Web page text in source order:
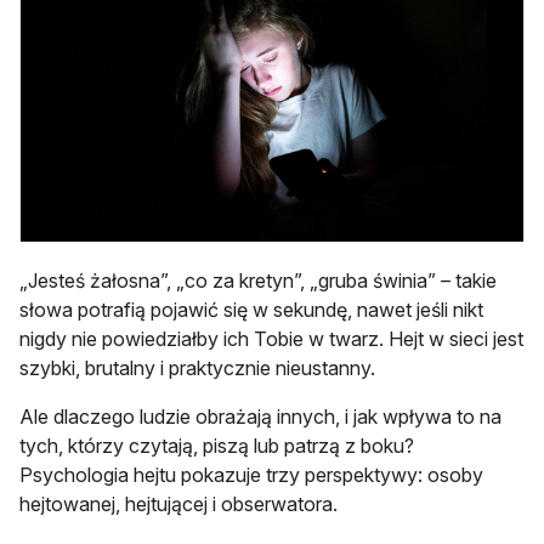
„Jesteś żałosna”, „co za kretyn”, „gruba świnia” – takie
słowa potrafią pojawić się w sekundę, nawet jeśli nikt
nigdy nie powiedziałby ich Tobie w twarz. Hejt w sieci jest
szybki, brutalny i praktycznie nieustanny.
Ale dlaczego ludzie obrażają innych, i jak wpływa to na
tych, którzy czytają, piszą lub patrzą z boku?
Psychologia hejtu pokazuje trzy perspektywy: osoby
hejtowanej, hejtującej i obserwatora.